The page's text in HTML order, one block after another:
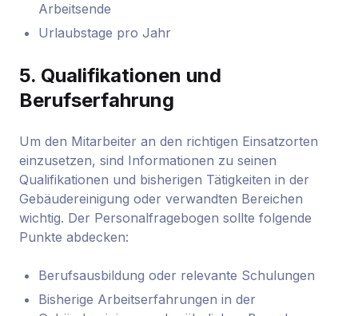
Arbeitsende
Urlaubstage pro Jahr
5. Qualifikationen und
Berufserfahrung
Um den Mitarbeiter an den richtigen Einsatzorten
einzusetzen, sind Informationen zu seinen
Qualifikationen und bisherigen Tätigkeiten in der
Gebäudereinigung oder verwandten Bereichen
wichtig. Der Personalfragebogen sollte folgende
Punkte abdecken:
Berufsausbildung oder relevante Schulungen
Bisherige Arbeitserfahrungen in der